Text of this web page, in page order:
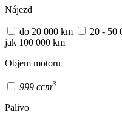
Nájezd
do 20 000 km 20 - 50
jak 100 000 km
Objem motoru
999 ccm3
Palivo